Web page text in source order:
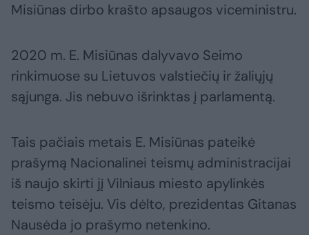
Misiūnas dirbo krašto apsaugos viceministru.
2020 m. E. Misiūnas dalyvavo Seimo
rinkimuose su Lietuvos valstiečių ir žaliųjų
sąjunga. Jis nebuvo išrinktas į parlamentą.
Tais pačiais metais E. Misiūnas pateikė
prašymą Nacionalinei teismų administracijai
iš naujo skirti jį Vilniaus miesto apylinkės
teismo teisėju. Vis dėlto, prezidentas Gitanas
Nausėda jo prašymo netenkino.